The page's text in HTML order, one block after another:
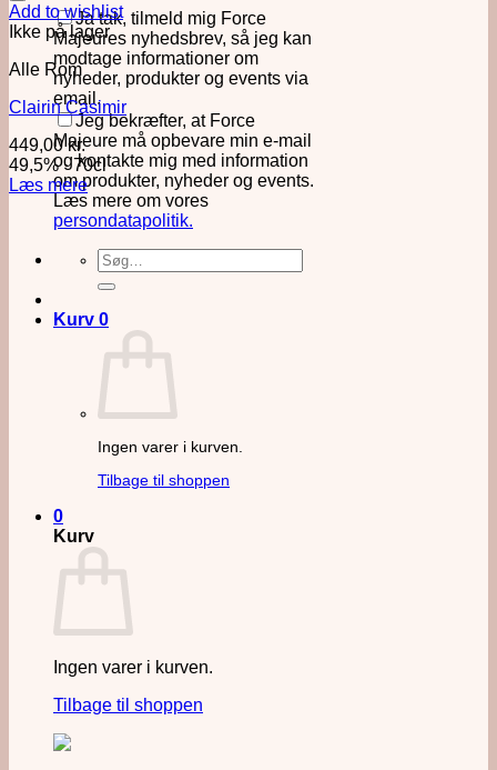
Ja tak, tilmeld mig Force
Majeures nyhedsbrev, så jeg kan
modtage informationer om
nyheder, produkter og events via
email.
Jeg bekræfter, at Force
Majeure må opbevare min e-mail
og kontakte mig med information
om produkter, nyheder og events.
Læs mere om vores
persondatapolitik.
Søg
efter:
Kurv 0
Ingen varer i kurven.
Tilbage til shoppen
0
Kurv
Ingen varer i kurven.
Tilbage til shoppen
Add to wishlist
Ikke på lager
Alle Rom
Clairin Casimir
449,00kr.
49,5%·70cl
Læs mere